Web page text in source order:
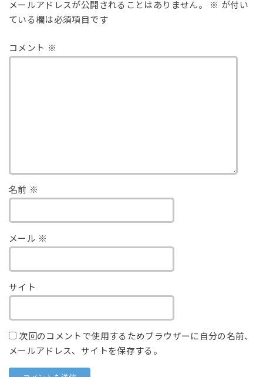
メールアドレスが公開されることはありません。 ※ が付い
ている欄は必須項目です
コメント ※
名前 ※
メール ※
サイト
次回のコメントで使用するためブラウザーに自分の名前、
メールアドレス、サイトを保存する。